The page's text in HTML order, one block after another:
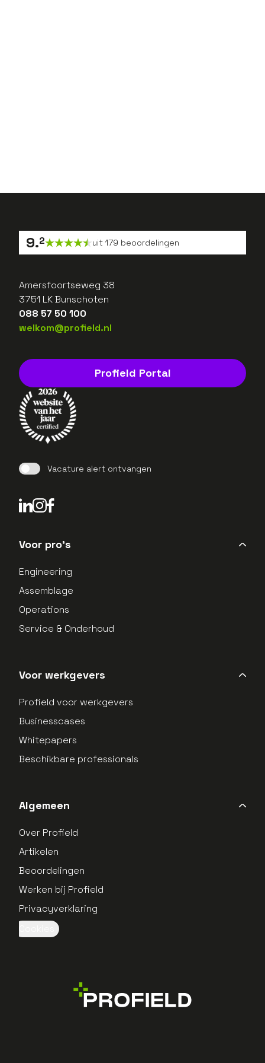
9.2 uit 179 beoordelingen
Amersfoortseweg 38
3751 LK Bunschoten
088 57 50 100
welkom@profield.nl
Profield Portal
Vacature alert ontvangen
Voor pro's
Engineering
Assemblage
Operations
Service & Onderhoud
Voor werkgevers
Profield voor werkgevers
Businesscases
Whitepapers
Beschikbare professionals
Algemeen
Over Profield
Artikelen
Beoordelingen
Werken bij Profield
Privacyverklaring